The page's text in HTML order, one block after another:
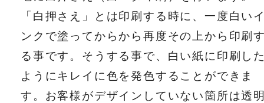
「白押さえ」とは印刷する時に、一度白い
ンクで塗ってからから再度その上から印刷
る事です。そうする事で、白い紙に印刷し
ようにキレイに色を発色することができま
す。お客様がデザインしていない箇所は透